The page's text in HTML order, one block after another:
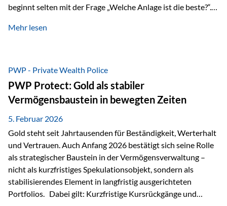
beginnt selten mit der Frage „Welche Anlage ist die beste?“.
was bekommen – wann – und in welcher Struktur?Und vor
bei größeren Vermögen ist das entscheidend.
Mehr lesen
PWP - Private Wealth Police
PWP Protect: Gold als stabiler
Vermögensbaustein in bewegten Zeiten
5. Februar 2026
Gold steht seit Jahrtausenden für Beständigkeit, Werterhalt
und Vertrauen. Auch Anfang 2026 bestätigt sich seine Rolle
als strategischer Baustein in der Vermögensverwaltung –
nicht als kurzfristiges Spekulationsobjekt, sondern als
stabilisierendes Element in langfristig ausgerichteten
Portfolios. Dabei gilt: Kurzfristige Kursrückgänge und